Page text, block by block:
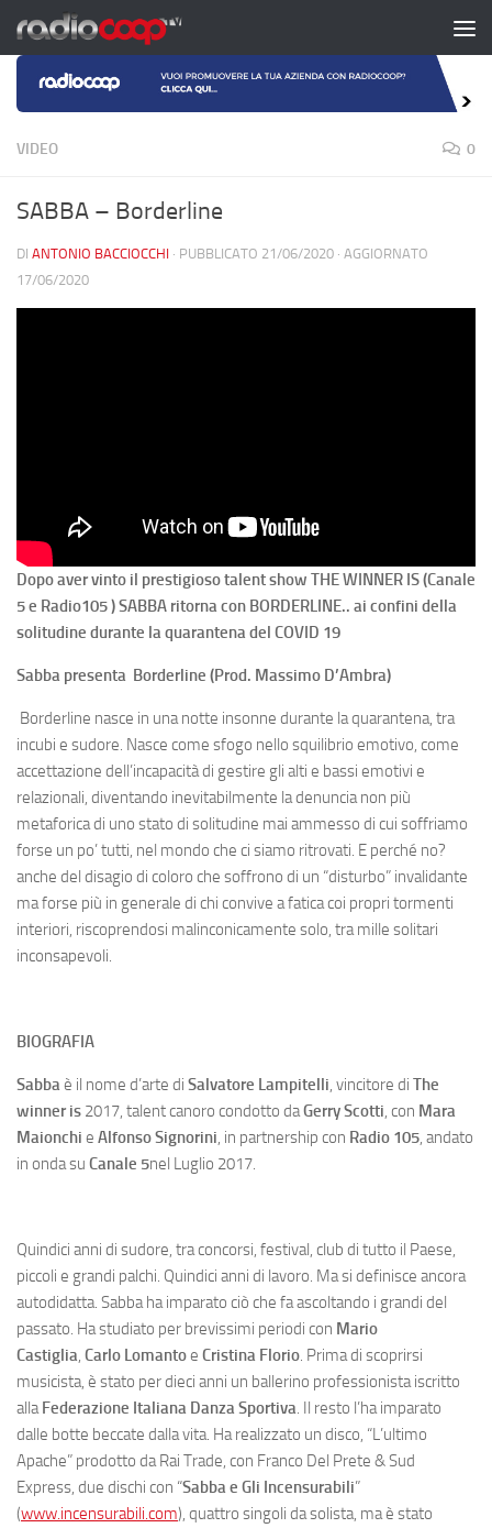
Salta al contenuto
VIDEO 0
SABBA – Borderline
DI ANTONIO BACCIOCCHI · PUBBLICATO 21/06/2020 · AGGIORNATO
17/06/2020
Dopo aver vinto il prestigioso talent show THE WINNER IS (Canale
5 e Radio105 ) SABBA ritorna con BORDERLINE.. ai confini della
solitudine durante la quarantena del COVID 19
Sabba presenta Borderline (Prod. Massimo D’Ambra)
Borderline nasce in una notte insonne durante la quarantena, tra
incubi e sudore. Nasce come sfogo nello squilibrio emotivo, come
accettazione dell’incapacità di gestire gli alti e bassi emotivi e
relazionali, diventando inevitabilmente la denuncia non più
metaforica di uno stato di solitudine mai ammesso di cui soffriamo
forse un po’ tutti, nel mondo che ci siamo ritrovati. E perché no?
anche del disagio di coloro che soffrono di un “disturbo” invalidante
ma forse più in generale di chi convive a fatica coi propri tormenti
interiori, riscoprendosi malinconicamente solo, tra mille solitari
inconsapevoli.
BIOGRAFIA
Sabbaè il nome d’arte di Salvatore Lampitelli, vincitore di The
winner is 2017, talent canoro condotto daGerry Scotti, con Mara
Maionchi e Alfonso Signorini, in partnership con Radio 105, andato
in onda su Canale 5nel Luglio 2017.
Quindici anni di sudore, tra concorsi, festival, club di tutto il Paese,
piccoli e grandi palchi. Quindici anni di lavoro. Ma si definisce ancora
autodidatta. Sabba ha imparato ciò che fa ascoltando i grandi del
passato. Ha studiato per brevissimi periodi con Mario
Castiglia, Carlo Lomantoe Cristina Florio. Prima di scoprirsi
musicista, è stato per dieci anni un ballerino professionista iscritto
allaFederazione Italiana Danza Sportiva. Il resto l’ha imparato
dalle botte beccate dalla vita. Ha realizzato un disco, “L’ultimo
Apache” prodotto da Rai Trade, con Franco Del Prete & Sud
Express, due dischi con “Sabba e Gli Incensurabili”
(www.incensurabili.com), quattro singoli da solista, ma è stato